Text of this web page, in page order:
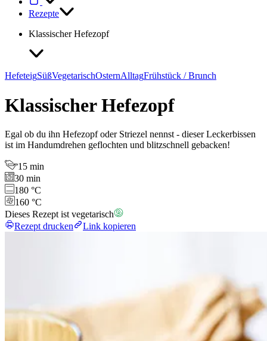
Rezepte
Klassischer Hefezopf
HefeteigSüßVegetarischOsternAlltagFrühstück / Brunch
Klassischer Hefezopf
Egal ob du ihn Hefezopf oder Striezel nennst - dieser Leckerbissen
ist im Handumdrehen geflochten und blitzschnell gebacken!
15 min
30 min
180 °C
160 °C
Dieses Rezept ist vegetarisch
Rezept drucken
Link kopieren